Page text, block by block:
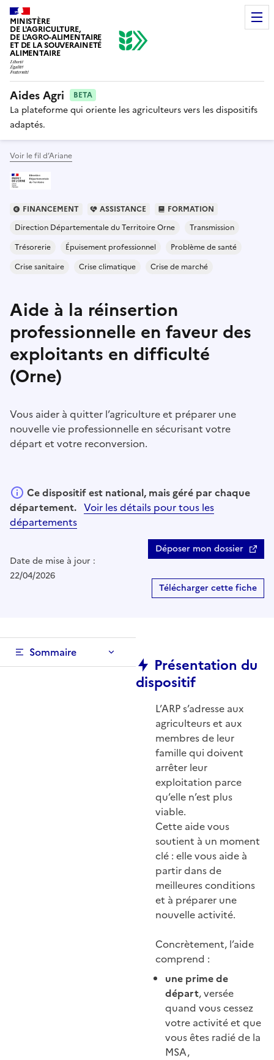
MINISTÈRE
DE L'AGRICULTURE,
DE L'AGRO-ALIMENTAIRE
ET DE LA SOUVERAINETÉ
ALIMENTAIRE
Aides Agri BETA
La plateforme qui oriente les agriculteurs vers les dispositifs
adaptés.
Voir le fil d’Ariane
FINANCEMENT ASSISTANCE
FORMATION
Direction Départementale du Territoire Orne
Transmission
Trésorerie
Épuisement professionnel
Problème de santé
Crise sanitaire
Crise climatique Crise de marché
Aide à la réinsertion
professionnelle en faveur des
exploitants en difficulté
(Orne)
Vous aider à quitter l’agriculture et préparer une
nouvelle vie professionnelle en sécurisant votre
départ et votre reconversion.
Ce dispositif est national, mais géré par chaque
département. Voir les détails pour tous les
départements
Date de mise à jour :
22/04/2026
Déposer mon dossier
Télécharger cette fiche
Sommaire
Présentation du
dispositif
L’ARP s’adresse aux
agriculteurs et aux
membres de leur
famille qui doivent
arrêter leur
exploitation parce
qu’elle n’est plus
viable.
Cette aide vous
soutient à un moment
clé : elle vous aide à
partir dans de
meilleures conditions
et à préparer une
nouvelle activité.
Concrètement, l’aide
comprend :
une prime de
départ, versée
quand vous cessez
votre activité et que
vous êtes radié de la
MSA,